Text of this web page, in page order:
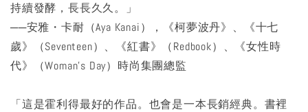
持續發酵，長長久久。」
──安雅・卡耐（Aya Kanai），《柯夢波丹》、《十七
歲》（Seventeen）、《紅書》（Redbook）、《女性時
代》（Woman’s Day）時尚集團總監
「這是霍利得最好的作品。也會是一本長銷經典。書裡